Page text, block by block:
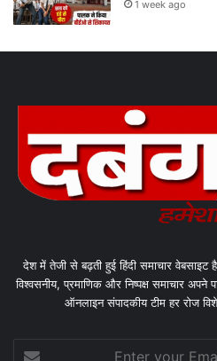
1 week ago
देश में तेजी से बढ़ती हुई हिंदी समाचार
विश्वसनीय, प्रमाणिक और निष्पक्ष समाचार अपने
ऑनलाइन संपादकीय टीम हर रोज